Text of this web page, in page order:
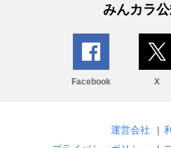
みんカラ
Facebook X
運営会社 |